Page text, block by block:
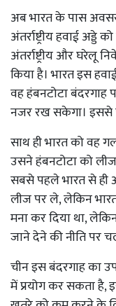
अब भारत के पास अवसर
अंतर्राष्ट्रीय हवाई
अंतर्राष्ट्रीय और घरेलू
किया है। भारत इस
वह हंबनटोटा बंदरगाह
नजर रख सकेगा। इससे
साथ ही भारत को वह
उसने हंबनटोटा को
सबसे पहले भारत से ही
लीज पर ले, लेकिन
मना कर दिया था,
जाने देने की नीति पर
चीन इस बंदरगाह का
में प्रयोग कर सकता है,